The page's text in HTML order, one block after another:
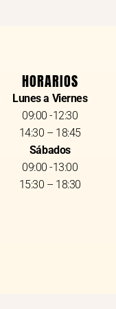
HORARIOS
Lunes a Viernes
09:00 -12:30
14:30 – 18:45
Sábados
09:00 -13:00
15:30 – 18:30